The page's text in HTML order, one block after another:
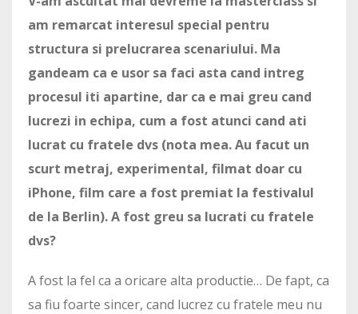
am remarcat interesul special pentru
structura si prelucrarea scenariului. Ma
gandeam ca e usor sa faci asta cand intreg
procesul iti apartine, dar ca e mai greu cand
lucrezi in echipa, cum a fost atunci cand ati
lucrat cu fratele dvs (nota mea. Au facut un
scurt metraj, experimental, filmat doar cu
iPhone, film care a fost premiat la festivalul
de la Berlin). A fost greu sa lucrati cu fratele
dvs?
A fost la fel ca a oricare alta productie… De fapt, ca
sa fiu foarte sincer, cand lucrez cu fratele meu nu